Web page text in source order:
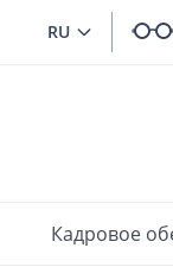
RU
Кадровое